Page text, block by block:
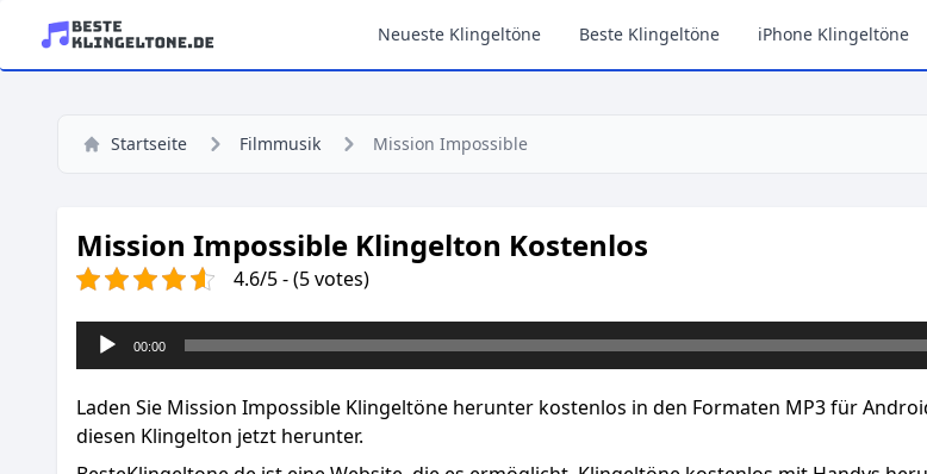
Neueste Klingeltöne Beste Klingeltöne iPhone Klingeltöne
Startseite Filmmusik Mission Impossible
Mission Impossible Klingelton Kostenlos
4.6/5 - (5 votes)
Audio-
Player
00:00
Laden Sie Mission Impossible Klingeltöne herunter kostenlos in den Formaten MP3 für
diesen Klingelton jetzt herunter.